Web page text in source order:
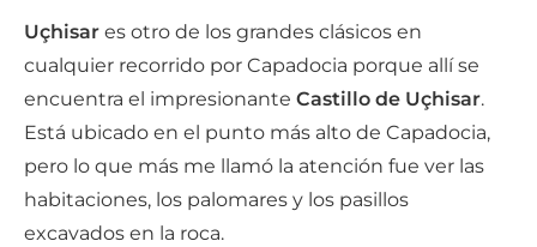
Uçhisar es otro de los grandes clásicos en
cualquier recorrido por Capadocia porque allí se
encuentra el impresionante Castillo de Uçhisar.
Está ubicado en el punto más alto de Capadocia,
pero lo que más me llamó la atención fue ver las
habitaciones, los palomares y los pasillos
excavados en la roca.